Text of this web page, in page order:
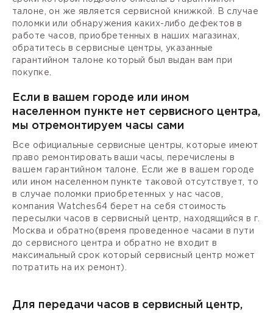
талоне, он же является сервисной книжкой. В случае
поломки или обнаружения каких-либо дефектов в
работе часов, приобретенных в наших магазинах,
обратитесь в сервисные центры, указанные
гарантийном талоне который был выдан вам при
покупке.
Если в вашем городе или ином
населенном пункте нет сервисного центра,
мы отремонтируем часы сами
Все официальные сервисные центры, которые имеют
право ремонтировать ваши часы, перечислены в
вашем гарантийном талоне. Если же в вашем городе
или ином населенном пункте таковой отсутствует, то
в случае поломки приобретенных у нас часов,
компания Watches64 берет на себя стоимость
пересылки часов в сервисный центр, находящийся в г.
Москва и обратно(время проведенное часами в пути
до сервисного центра и обратно не входит в
максимальный срок который сервисный центр может
потратить на их ремонт).
Для передачи часов в сервисный центр,